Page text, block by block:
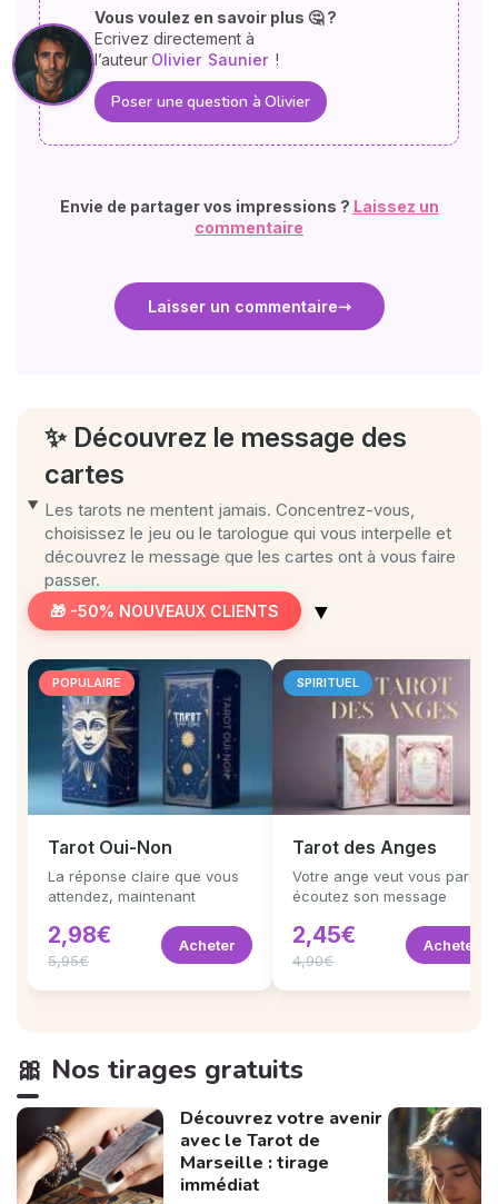
Vous voulez en savoir plus 🤔 ?
Ecrivez directement à
l’auteur Olivier Saunier !
Poser une question à Olivier
Envie de partager vos impressions ? Laissez un
commentaire
Laisser un commentaire
✨ Découvrez le message des
cartes
Les tarots ne mentent jamais. Concentrez-vous,
choisissez le jeu ou le tarologue qui vous interpelle et
découvrez le message que les cartes ont à vous faire
passer.
🎁 -50% NOUVEAUX CLIENTS ▼
POPULAIRE
Tarot Oui-Non
La réponse claire que vous
attendez, maintenant
2,98€
5,95€
Acheter
SPIRITUEL
Tarot des Anges
Votre ange veut vous parler,
écoutez son message
2,45€
4,90€
Acheter
🎀 Nos tirages gratuits
Découvrez votre avenir
avec le Tarot de
Marseille : tirage
immédiat